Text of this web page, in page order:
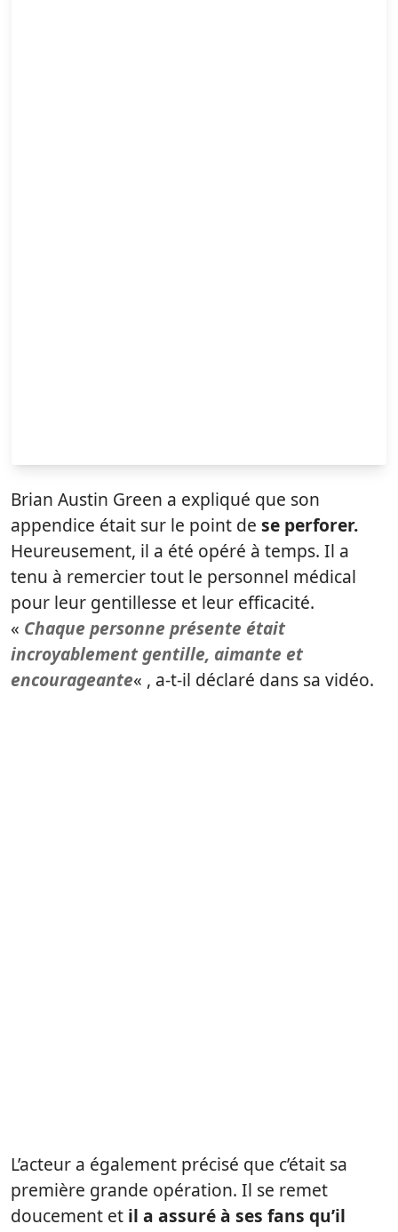
Brian Austin Green a expliqué que son
appendice était sur le point de se perforer.
Heureusement, il a été opéré à temps. Il a
tenu à remercier tout le personnel médical
pour leur gentillesse et leur efficacité.
« Chaque personne présente était
incroyablement gentille, aimante et
encourageante« , a-t-il déclaré dans sa vidéo.
L’acteur a également précisé que c’était sa
première grande opération. Il se remet
doucement et il a assuré à ses fans qu’il